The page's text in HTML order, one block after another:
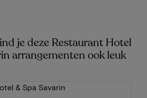
je deze Restaurant Hotel
arrangementen ook leuk